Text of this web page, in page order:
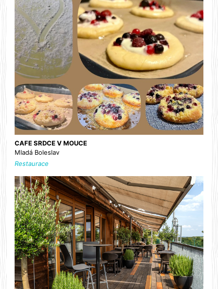
CAFE SRDCE V MOUCE
Mladá Boleslav
Restaurace